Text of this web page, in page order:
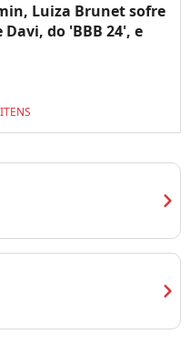
Luiza Brunet sofre
do 'BBB 24', e
chevron_right
chevron_right